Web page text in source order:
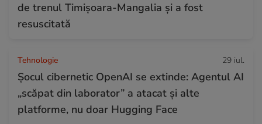
de trenul Timișoara-Mangalia şi a fost
resuscitată
Tehnologie 29 iul.
Șocul cibernetic OpenAI se extinde: Agentul AI
„scăpat din laborator” a atacat și alte
platforme, nu doar Hugging Face